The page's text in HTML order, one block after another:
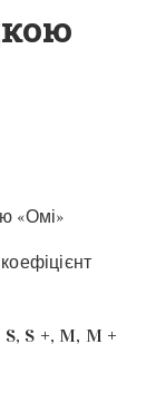
«Омі»
S +, M, M +